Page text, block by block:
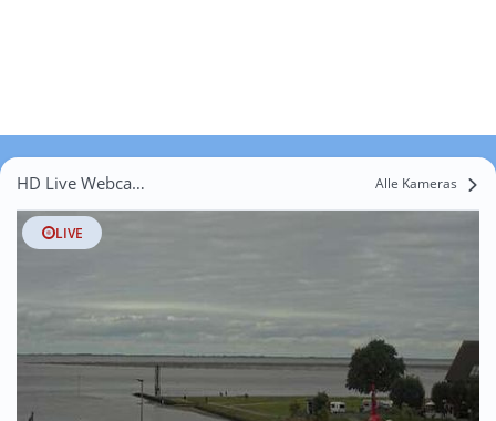
HD Live Webcams Weitenweg Alle Kameras
LIVE